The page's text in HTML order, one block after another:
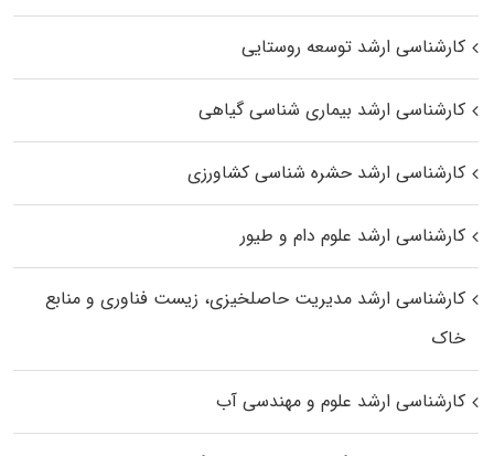
کارشناسی ارشد توسعه روستایی
کارشناسی ارشد بیماری‌ شناسی گیاهی
کارشناسی ارشد حشره‌ شناسی کشاورزی
کارشناسی ارشد علوم دام و طیور
کارشناسی ارشد مدیریت حاصلخیزی، زیست فناوری و منابع
خاک
کارشناسی ارشد علوم و مهندسی آب